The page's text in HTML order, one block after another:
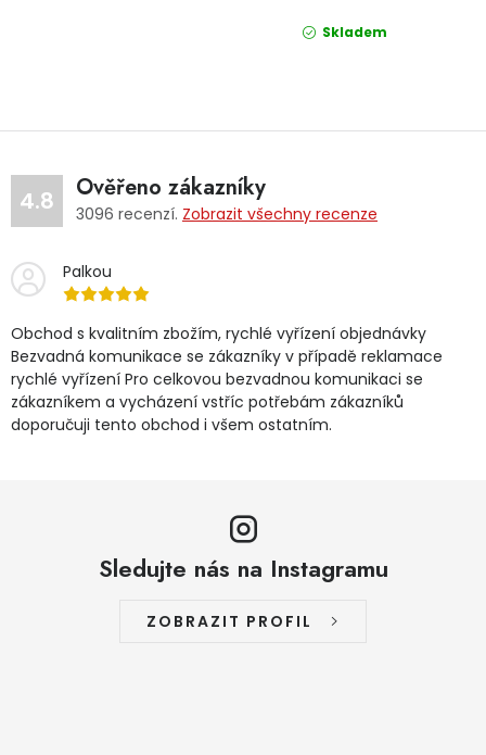
Skladem
4.8 Ověřeno zákazníky
3096 recenzí. Zobrazit všechny recenze
Palkou
Obchod s kvalitním zbožím, rychlé vyřízení objednávky
Bezvadná komunikace se zákazníky v případě reklamace
rychlé vyřízení Pro celkovou bezvadnou komunikaci se
zákazníkem a vycházení vstříc potřebám zákazníků
doporučuji tento obchod i všem ostatním.
Sledujte nás na Instagramu
ZOBRAZIT PROFIL